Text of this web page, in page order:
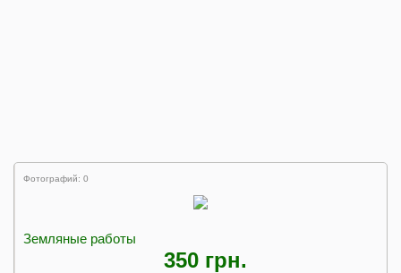
Фотографий: 0
Земляные работы
350 грн.